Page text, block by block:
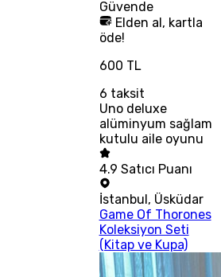
Güvende
Elden al, kartla
öde!
600 TL
6 taksit
Uno deluxe
alüminyum sağlam
kutulu aile oyunu
4.9 Satıcı Puanı
İstanbul, Üsküdar
Game Of Thorones
Koleksiyon Seti
(Kitap ve Kupa)